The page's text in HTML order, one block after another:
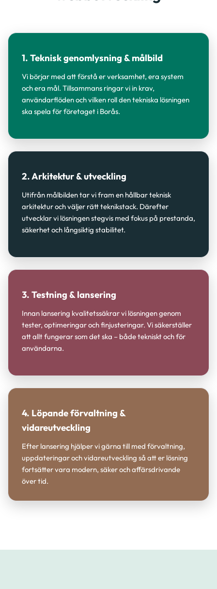
1. Teknisk genomlysning & målbild
Vi börjar med att förstå er verksamhet, era system
och era mål. Tillsammans ringar vi in krav,
användarflöden och vilken roll den tekniska lösningen
ska spela för företaget i Borås.
2. Arkitektur & utveckling
Utifrån målbilden tar vi fram en hållbar teknisk
arkitektur och väljer rätt teknikstack. Därefter
utvecklar vi lösningen stegvis med fokus på prestanda,
säkerhet och långsiktig stabilitet.
3. Testning & lansering
Innan lansering kvalitetssäkrar vi lösningen genom
tester, optimeringar och finjusteringar. Vi säkerställer
att allt fungerar som det ska – både tekniskt och för
användarna.
4. Löpande förvaltning &
vidareutveckling
Efter lansering hjälper vi gärna till med förvaltning,
uppdateringar och vidareutveckling så att er lösning
fortsätter vara modern, säker och affärsdrivande
över tid.